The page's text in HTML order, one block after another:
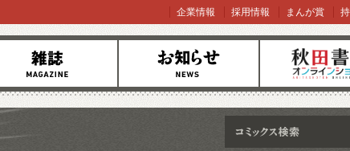
お知らせ オンラインショップ
企業情報 採用情報 まんが賞